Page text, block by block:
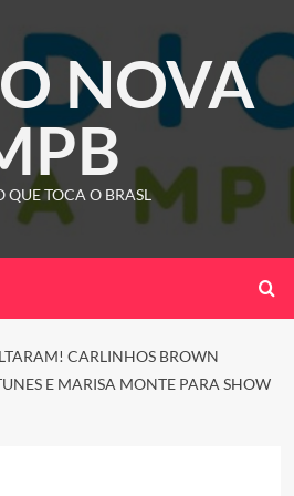
NOVA
QUE TOCA O BRASL
CARLINHOS BROWN
E MARISA MONTE PARA SHOW